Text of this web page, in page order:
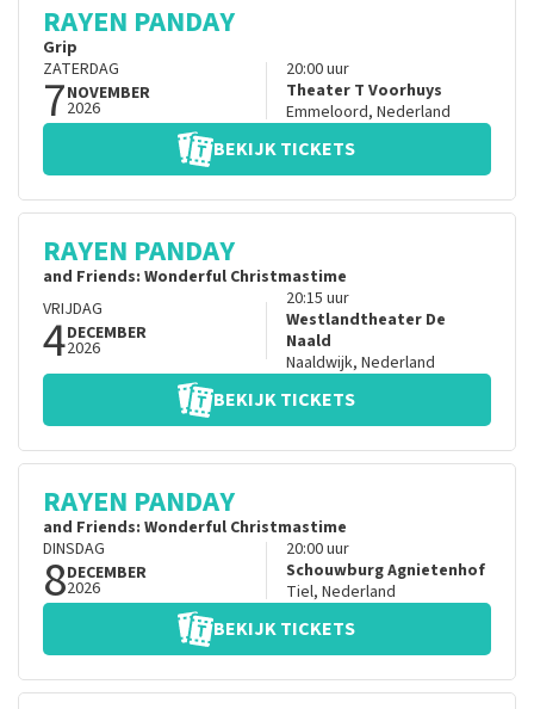
RAYEN PANDAY
Grip
ZATERDAG
7NOVEMBER
2026
20:00uur
Theater T Voorhuys
Emmeloord, Nederland
BEKIJK TICKETS
RAYEN PANDAY
and Friends: Wonderful Christmastime
VRIJDAG
4DECEMBER
2026
20:15 uur
Westlandtheater De
Naald
Naaldwijk, Nederland
BEKIJK TICKETS
RAYEN PANDAY
and Friends: Wonderful Christmastime
DINSDAG
8DECEMBER
2026
20:00uur
Schouwburg Agnietenhof
Tiel, Nederland
BEKIJK TICKETS